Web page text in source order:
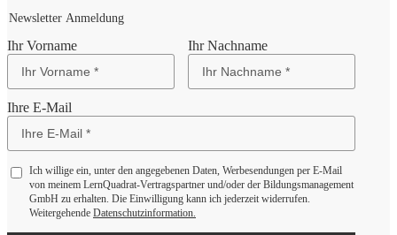
Newsletter Anmeldung
Ihr Vorname Ihr Nachname
Ihre E-Mail
Ich willige ein, unter den angegebenen Daten, Werbesendungen per E-Mail
von meinem LernQuadrat-Vertragspartner und/oder der Bildungsmanagement
GmbH zu erhalten. Die Einwilligung kann ich jederzeit widerrufen.
Weitergehende Datenschutzinformation.